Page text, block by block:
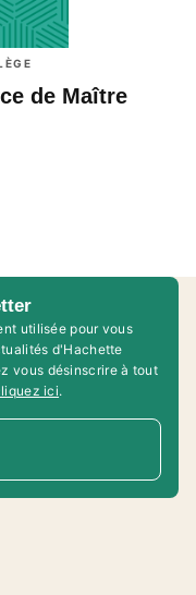
de Maître
utilisée pour vous
d'Hachette
vous désinscrire à tout
ici.